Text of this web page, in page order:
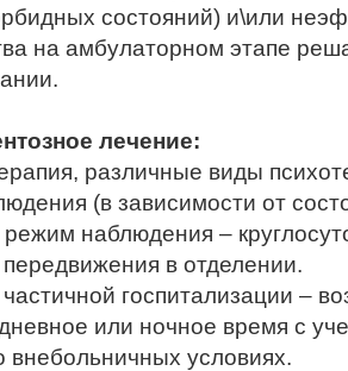
состояний) и\или
на амбулаторном этапе
лечение:
различные виды
(в зависимости от
наблюдения –
в отделении.
госпитализации –
или ночное время с
внебольничных условиях.